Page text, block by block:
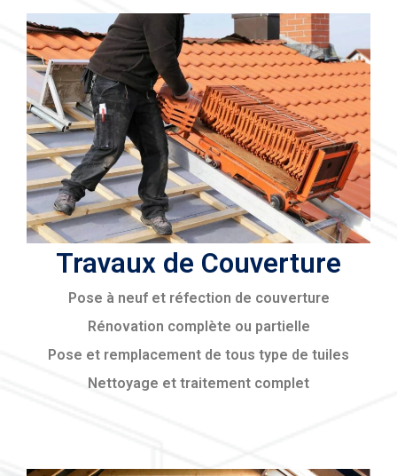
Travaux de Couverture
Pose à neuf et réfection de couverture
Rénovation complète ou partielle
Pose et remplacement de tous type de tuiles
Nettoyage et traitement complet